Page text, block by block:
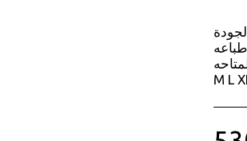
الجودة
طباعه DTF اعلى انواع الطباعه
M L